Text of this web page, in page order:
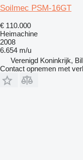
Soilmec PSM-16GT
€ 110.000
Heimachine
2008
6.654 m/u
Verenigd Koninkrijk,
Contact opnemen met